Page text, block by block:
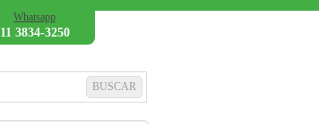
Whatsapp
11 3834-3250